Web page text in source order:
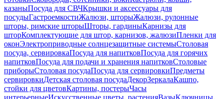
казаныПосуда для СВЧКрышки и аксессуары для
посудыГастроемкостиЖалюзи, шторыЖалюзи, рулонные
шторы, римские шторыШторы, гардиныКарнизы для
шторКомплектующие для штор, карнизов, жалюзиПленки для
оконЭлектроприводные солнцезащитные системыСтоловая
посуда, сервировкаПосуда для напитковПосуда для горячих
напитковПосуда для подачи и хранения напитковСтоловые
приборыСтоловая посудаПосуда для сервировкиПредметы
сервировкиДетская столовая посудаДекорЗеркалаКашпо,
стойки для цветовКартины, постерыЧасы
интерьерныеИскусственные цветы, растенияВазыКлючницы,